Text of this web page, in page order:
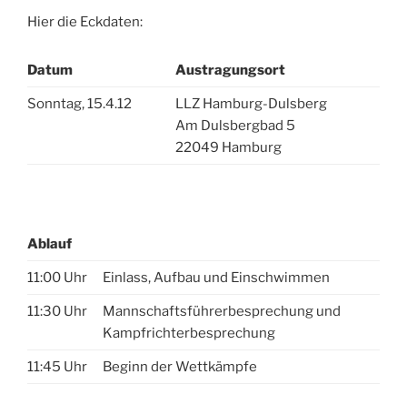
Hier die Eckdaten:
Datum Austragungsort
Sonntag, 15.4.12
LLZ Hamburg-Dulsberg
Am Dulsbergbad 5
22049 Hamburg
Ablauf
11:00 Uhr Einlass, Aufbau und Einschwimmen
11:30 Uhr
Mannschaftsführerbesprechung und
Kampfrichterbesprechung
11:45 Uhr Beginn der Wettkämpfe